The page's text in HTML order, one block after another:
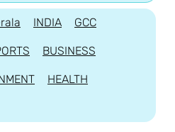
INDIA GCC
BUSINESS
HEALTH